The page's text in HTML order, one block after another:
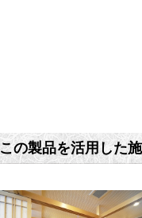
の製品を活用した